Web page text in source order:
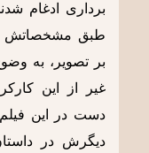
برداری ادغام
طبق مشخصاتش
بر تصویر، به
غیر از این
دست در این
دیگرش در